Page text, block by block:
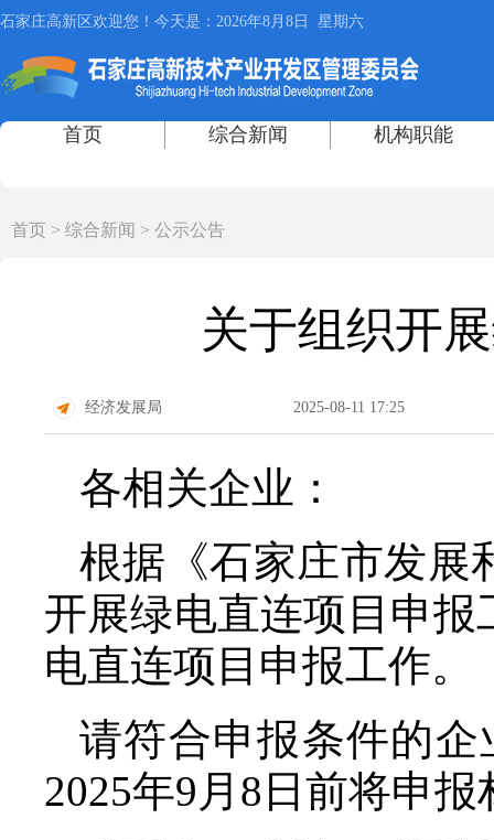
首页 > 综合新闻 > 公示公告
关于组织开
经济发展局 2025-08-11 17:25
各相关企业：
根据《石家庄市发展
开展绿电直连项目申
电直连项目申报工作。
请符合申报条件的
2025年9月8日前将申